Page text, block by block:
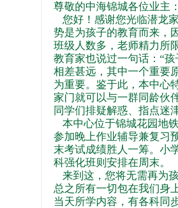
尊敬的中海锦城各位业主
您好！感谢您光临潜龙
势是为孩子的教育而来，
班级人数多，老师精力所
教育家也说过一句话：“
相差甚远，其中一个重要
为重要。鉴于此，本中心
家门就可以与一群同龄伙
同学们排疑解惑、指点迷
本中心位于锦城花园地
参加晚上作业辅导兼复习
末考试成绩胜人一筹。小
科强化班则安排在周末。
来到这，您将无需再为
总之所有一切包在我们身
当天所学内容，有各科同